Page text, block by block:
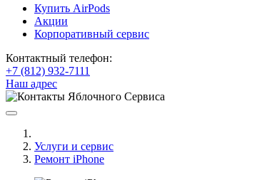
Купить AirPods
Акции
Корпоративный сервис
Контактный телефон:
+7 (812) 932-7111
Наш адрес
Услуги и сервис
Ремонт iPhone